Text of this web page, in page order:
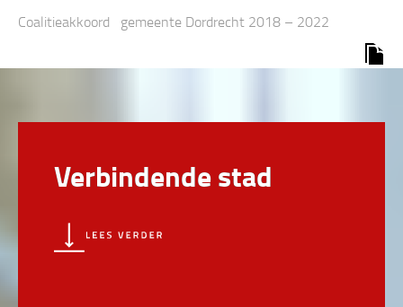
Coalitieakkoord gemeente Dordrecht 2018 – 2022
Verbindende stad